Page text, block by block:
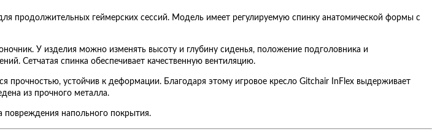
продолжительных геймерских сессий. Модель имеет регулируемую спинку анатомической формы с
У изделия можно изменять высоту и глубину сиденья, положение подголовника и
Сетчатая спинка обеспечивает качественную вентиляцию.
прочностью, устойчив к деформации. Благодаря этому игровое кресло Gitchair InFlex выдерживает
из прочного металла.
повреждения напольного покрытия.